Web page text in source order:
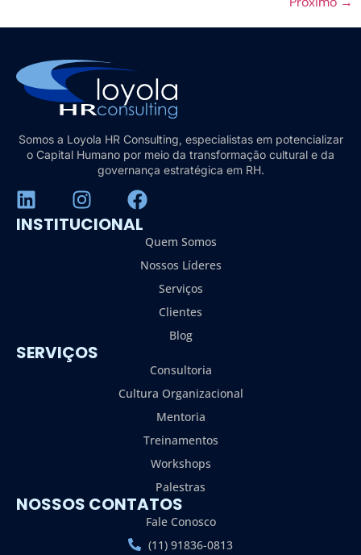
Somos a Loyola HR Consulting, especialistas em potencializar
o Capital Humano por meio da transformação cultural e da
governança estratégica em RH.
INSTITUCIONAL
Quem Somos
Nossos Líderes
Serviços
Clientes
Blog
SERVIÇOS
Consultoria
Cultura Organizacional
Mentoria
Treinamentos
Workshops
Palestras
NOSSOS CONTATOS
Fale Conosco
(11) 91836-0813